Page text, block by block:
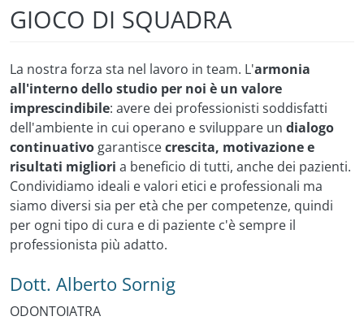
GIOCO DI SQUADRA
La nostra forza sta nel lavoro in team. L'armonia
all'interno dello studio per noi è un valore
imprescindibile: avere dei professionisti soddisfatti
dell'ambiente in cui operano e sviluppare un dialogo
continuativo garantiscecrescita, motivazione e
risultati migliori a beneficio di tutti, anche dei pazienti.
Condividiamo ideali e valori etici e professionali ma
siamo diversi sia per età che per competenze, quindi
per ogni tipo di cura e di paziente c'è sempre il
professionista più adatto.
Dott. Alberto Sornig
ODONTOIATRA